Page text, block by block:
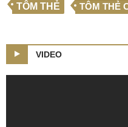
TÔM THẺ TÔM THẺ
VIDEO